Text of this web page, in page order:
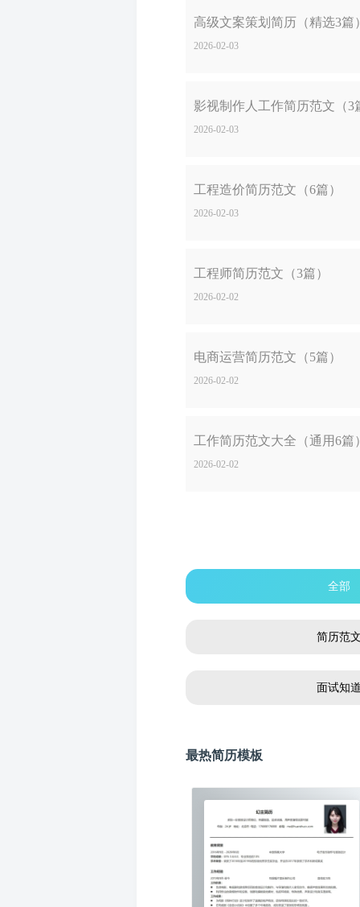
高级文案策划简历（精选3篇
2026-02-03
影视制作人工作简历范文（3
2026-02-03
工程造价简历范文（6篇）
2026-02-03
工程师简历范文（3篇）
2026-02-02
电商运营简历范文（5篇）
2026-02-02
工作简历范文大全（通用6篇
2026-02-02
全部
简历范
面试知
最热简历模板